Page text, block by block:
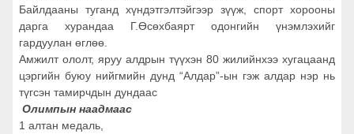
Байлдааны туганд хүндэтгэлтэйгээр зүүж, спорт хорооны
дарга хурандаа Г.Өсөхбаярт одонгийн үнэмлэхийг
гардуулан өглөө.
Амжилт ололт, яруу алдрын түүхэн 80 жилийнхээ хугацаанд
цэргийн буюу нийгмийн дунд “Алдар”-ын гэж алдар нэр нь
түгсэн тамирчдын дундаас
Олимпын наадмаас
1 алтан медаль,